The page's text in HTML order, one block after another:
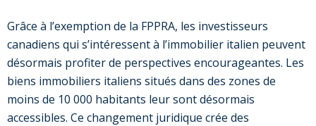
Grâce à l’exemption de la FPPRA, les investisseurs
canadiens qui s’intéressent à l’immobilier italien peuvent
désormais profiter de perspectives encourageantes. Les
biens immobiliers italiens situés dans des zones de
moins de 10 000 habitants leur sont désormais
accessibles. Ce changement juridique crée des